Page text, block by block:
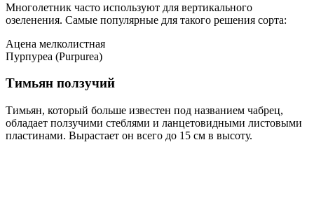
Многолетник часто используют для вертикального
озеленения. Самые популярные для такого решения сорта:
Ацена мелколистная
Пурпуреа (Purpurea)
Тимьян ползучий
Тимьян, который больше известен под названием чабрец,
обладает ползучими стеблями и ланцетовидными листовыми
пластинами. Вырастает он всего до 15 см в высоту.